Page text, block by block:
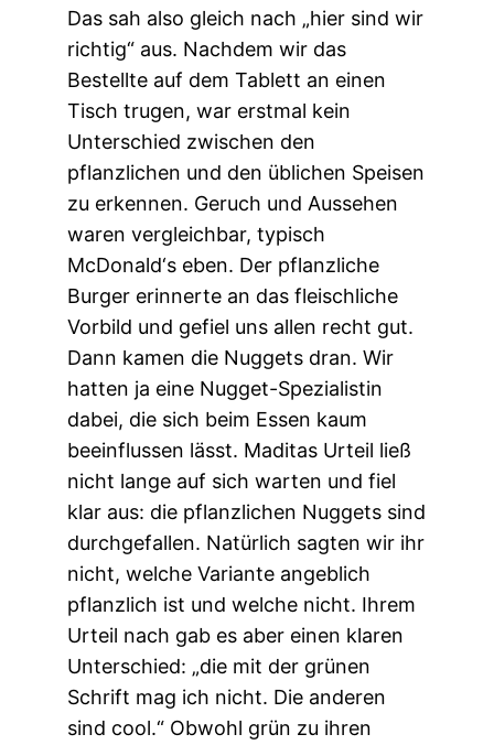
Das sah also gleich nach „hier sind wir
richtig“ aus. Nachdem wir das
Bestellte auf dem Tablett an einen
Tisch trugen, war erstmal kein
Unterschied zwischen den
pflanzlichen und den üblichen Speisen
zu erkennen. Geruch und Aussehen
waren vergleichbar, typisch
McDonald‘s eben. Der pflanzliche
Burger erinnerte an das fleischliche
Vorbild und gefiel uns allen recht gut.
Dann kamen die Nuggets dran. Wir
hatten ja eine Nugget-Spezialistin
dabei, die sich beim Essen kaum
beeinflussen lässt. Maditas Urteil ließ
nicht lange auf sich warten und fiel
klar aus: die pflanzlichen Nuggets sind
durchgefallen. Natürlich sagten wir ihr
nicht, welche Variante angeblich
pflanzlich ist und welche nicht. Ihrem
Urteil nach gab es aber einen klaren
Unterschied: „die mit der grünen
Schrift mag ich nicht. Die anderen
sind cool.“ Obwohl grün zu ihren